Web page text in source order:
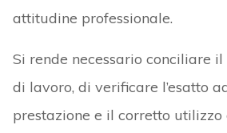
attitudine professionale.
Si rende necessario conciliare
di lavoro, di verificare l’esatto
prestazione e il corretto